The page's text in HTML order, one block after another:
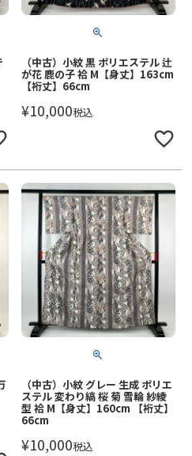
（中古）小紋 黒 ポリエステル 辻
が花 鹿の子 袷 M【身丈】163cm
【裄丈】66cm
¥10,000税込
（中古）小紋 グレー 生成 ポリエ
ステル 変わり縞 桜 菊 雪輪 紗綾
型 袷 M【身丈】160cm 【裄丈】
66cm
¥10,000税込